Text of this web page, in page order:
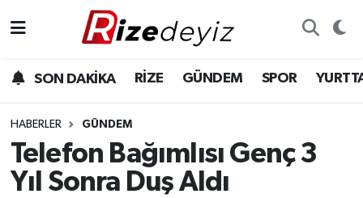
SON DAKİKA RİZE GÜNDEM SPOR
HABERLER GÜNDEM
Telefon Bağımlısı Genç 3
Yıl Sonra Duş Aldı
Gündem
Yurttan Haberler
Ekonomi
Rize Hava Durumu
Rize Trafik Yoğunluk Haritası
Süper Lig Puan Durumu ve Fikstür